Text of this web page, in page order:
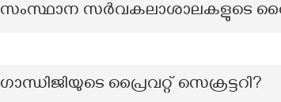
സംസ്ഥാന സർവകലാശാലകളുടെ
ഗാന്ധിജിയുടെ പ്രൈവറ്റ് സെക്രട്ടറി?